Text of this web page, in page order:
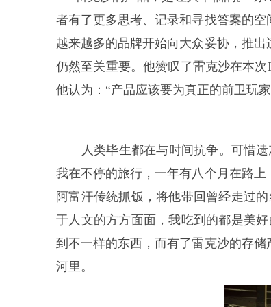
者有了更多思考、记录和寻找答案的
越来越多的品牌开始向大众妥协，推
仍然至关重要。他赞叹了雷克沙在本次
他认为：“产品应该要为真正的前卫玩
人类毕生都在与时间抗争。可惜遗
我在不停的旅行，一年有八个月在路
阿富汗传统抓饭，将他带回曾经走过
于人文的方方面面，我吃到的都是美
到不一样的东西，而有了雷克沙的存
河里。